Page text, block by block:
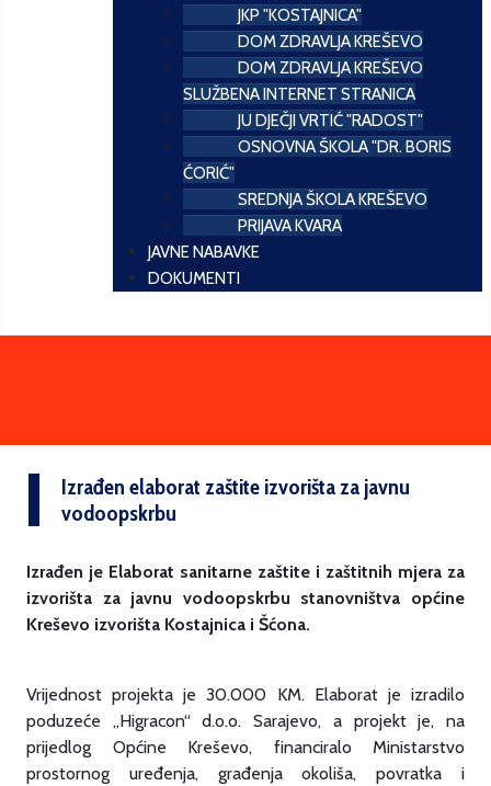
JKP "KOSTAJNICA"
DOM ZDRAVLJA KREŠEVO
DOM ZDRAVLJA KREŠEVO
SLUŽBENA INTERNET STRANICA
JU DJEČJI VRTIĆ "RADOST"
OSNOVNA ŠKOLA "DR. BORIS
ĆORIĆ"
SREDNJA ŠKOLA KREŠEVO
PRIJAVA KVARA
JAVNE NABAVKE
DOKUMENTI
Izrađen elaborat zaštite izvorišta za javnu
vodoopskrbu
Izrađen je Elaborat sanitarne zaštite i zaštitnih mjera za
izvorišta za javnu vodoopskrbu stanovništva općine
Kreševo izvorišta Kostajnica i Šćona.
Vrijednost projekta je 30.000 KM. Elaborat je izradilo
poduzeće „Higracon“ d.o.o. Sarajevo, a projekt je, na
prijedlog Općine Kreševo, financiralo Ministarstvo
prostornog uređenja, građenja okoliša, povratka i